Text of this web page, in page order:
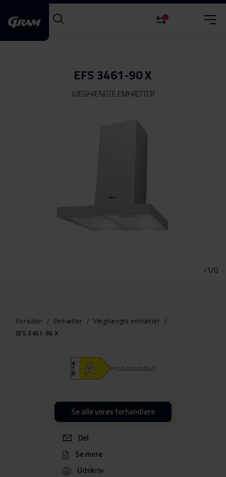
0
EFS 3461-90 X
VÆGHÆNGTE EMHÆTTER
-1/0
Forsiden Emhætter
Væghængte emhætter
EFS 3461-90 X
Del
Se mere
Udskriv
Produktdatablad
Se alle vores forhandlere